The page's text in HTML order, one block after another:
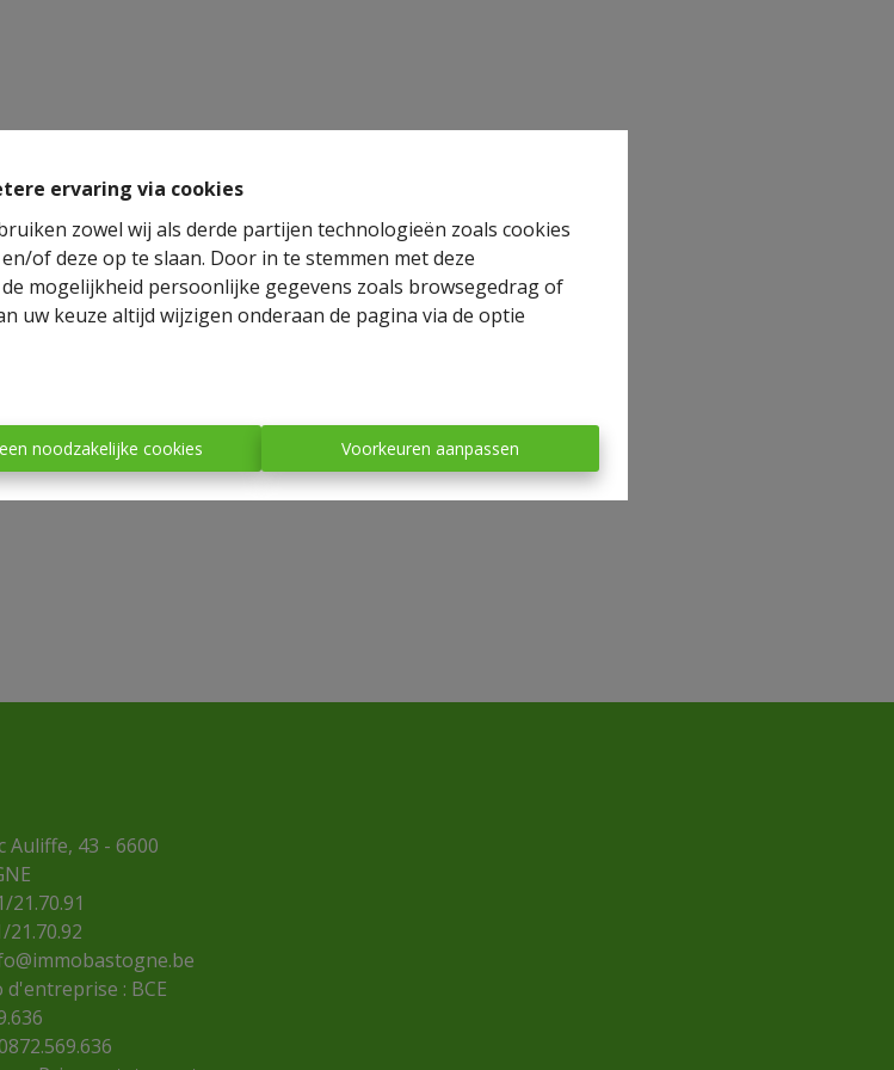
ervaring via cookies
zowel wij als derde partijen technologieën zoals cookies
of deze op te slaan. Door in te stemmen met deze
mogelijkheid persoonlijke gegevens zoals browsegedrag of
uw keuze altijd wijzigen onderaan de pagina via de optie
noodzakelijke cookies Voorkeuren aanpassen
Auliffe, 43 - 6600
21.70.91
21.70.92
: BCE